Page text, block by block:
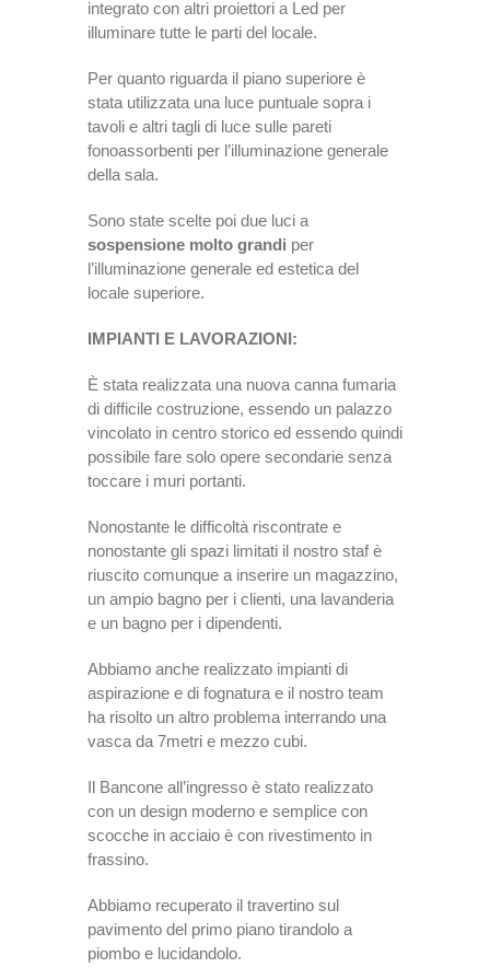
integrato con altri proiettori a Led per
illuminare tutte le parti del locale.
Per quanto riguarda il piano superiore è
stata utilizzata una luce puntuale sopra i
tavoli e altri tagli di luce sulle pareti
fonoassorbenti per l’illuminazione generale
della sala.
Sono state scelte poi due luci a
sospensione molto grandi per
l’illuminazione generale ed estetica del
locale superiore.
IMPIANTI E LAVORAZIONI:
È stata realizzata una nuova canna fumaria
di difficile costruzione, essendo un palazzo
vincolato in centro storico ed essendo quindi
possibile fare solo opere secondarie senza
toccare i muri portanti.
Nonostante le difficoltà riscontrate e
nonostante gli spazi limitati il nostro staf è
riuscito comunque a inserire un magazzino,
un ampio bagno per i clienti, una lavanderia
e un bagno per i dipendenti.
Abbiamo anche realizzato impianti di
aspirazione e di fognatura e il nostro team
ha risolto un altro problema interrando una
vasca da 7metri e mezzo cubi.
Il Bancone all’ingresso è stato realizzato
con un design moderno e semplice con
scocche in acciaio è con rivestimento in
frassino.
Abbiamo recuperato il travertino sul
pavimento del primo piano tirandolo a
piombo e lucidandolo.